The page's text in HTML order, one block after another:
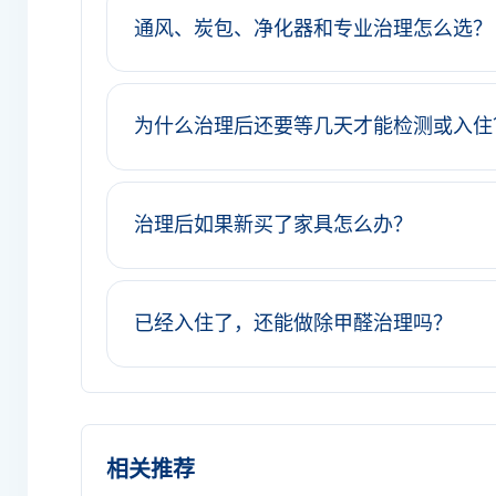
通风、炭包、净化器和专业治理怎么选？
为什么治理后还要等几天才能检测或入
治理后如果新买了家具怎么办？
已经入住了，还能做除甲醛治理吗？
相关推荐